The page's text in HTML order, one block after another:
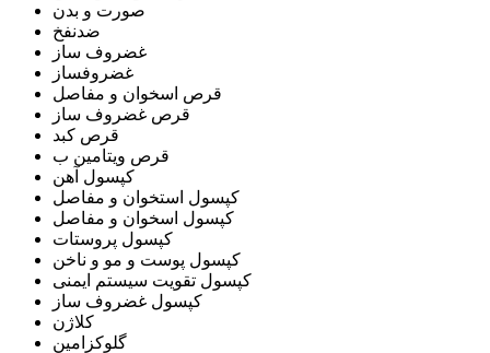
صورت و بدن
ضدنفخ
غضروف ساز
غضروفساز
قرص اسخوان و مفاصل
قرص غضروف ساز
قرص کبد
قرص ویتامین ب
کپسول آهن
کپسول استخوان و مفاصل
کپسول اسخوان و مفاصل
کپسول پروستات
کپسول پوست و مو و ناخن
کپسول تقویت سیستم ایمنی
کپسول غضروف ساز
کلاژن
گلوکزامین